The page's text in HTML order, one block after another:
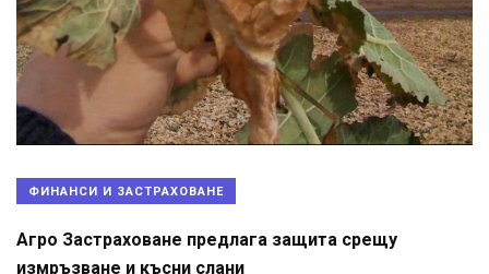
ФИНАНСИ И ЗАСТРАХОВАНЕ
Агро Застраховане предлага защита срещу
измръзване и късни слани